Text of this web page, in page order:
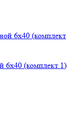
6х40 (комплект 1)